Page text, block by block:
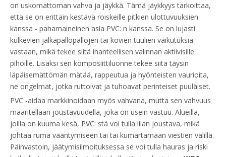
on uskomattoman vahva ja jäykkä. Tämä jäykkyys tarkoittaa,
että se on erittäin kestävä roiskeille pitkien ulottuvuuksien
kanssa - pahamaineinen asia PVC: n kanssa. Se on lujasti
kulkevien jalkapallopallojen tai kovien tuulien vaikutuksia
vastaan, mikä tekee siitä ihanteellisen valinnan aktiivisille
pihoille. Lisäksi sen komposiittiluonne tekee siitä täysin
läpäisemättömän mätää, rappeutua ja hyönteisten vaurioita,
ne ongelmat, jotka ruttoivat ja tuhoavat perinteiset puuläiset.
PVC -aidaa markkinoidaan myös vahvana, mutta sen vahvuus
määritellään joustavuudella, joka on usein vastuu. Alueilla,
joilla on kuuma kesä, PVC: stä voi tulla liian joustava, mikä
johtaa ruma vääntymiseen tai tai kumartamaan viestien välillä.
Päinvastoin, jäätymisilmoituksessa se voi tulla hauras ja riski